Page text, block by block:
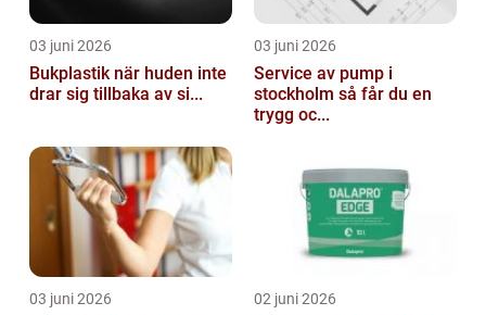
03 juni 2026
Bukplastik när huden inte
drar sig tillbaka av si...
03 juni 2026
Service av pump i
stockholm så får du en
trygg oc...
03 juni 2026 02 juni 2026